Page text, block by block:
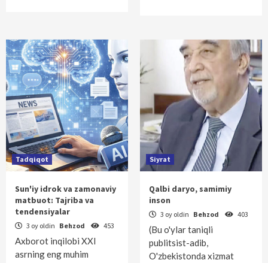
Tadqiqot
Sun'iy idrok va zamonaviy
matbuot: Tajriba va
tendensiyalar
3 oy oldin Behzod 453
Axborot inqilobi XXI
asrning eng muhim
Siyrat
Qalbi daryo, samimiy
inson
3 oy oldin Behzod 403
(Bu o'ylar taniqli
publitsist-adib,
O'zbekistonda xizmat